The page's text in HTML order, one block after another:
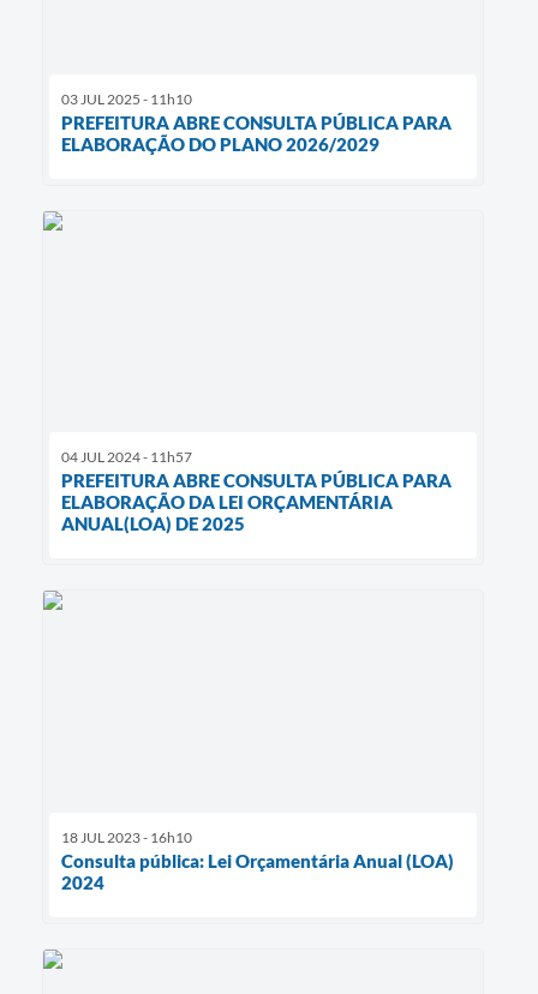
03 JUL 2025 - 11h10
PREFEITURA ABRE CONSULTA PÚBLICA PARA
ELABORAÇÃO DO PLANO 2026/2029
04 JUL 2024 - 11h57
PREFEITURA ABRE CONSULTA PÚBLICA PARA
ELABORAÇÃO DA LEI ORÇAMENTÁRIA
ANUAL(LOA) DE 2025
18 JUL 2023 - 16h10
Consulta pública: Lei Orçamentária Anual (LOA)
2024